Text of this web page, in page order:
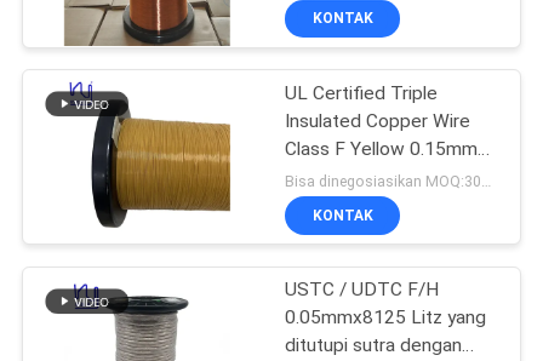
KONTAK
UL Certified Triple
Insulated Copper Wire
Class F Yellow 0.15mm
Insulated TIW Wire
Bisa dinegosiasikan MOQ:3000 meteran
KONTAK
USTC / UDTC F/H
0.05mmx8125 Litz yang
ditutupi sutra dengan